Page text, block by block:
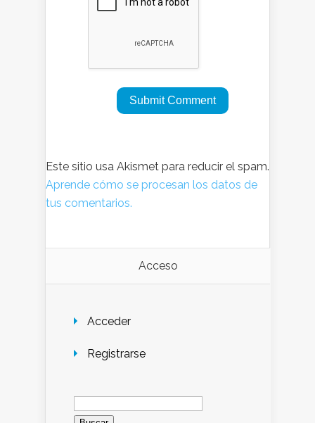
Este sitio usa Akismet para reducir el spam.
Aprende cómo se procesan los datos de
tus comentarios.
Acceso
Acceder
Registrarse
Buscar: